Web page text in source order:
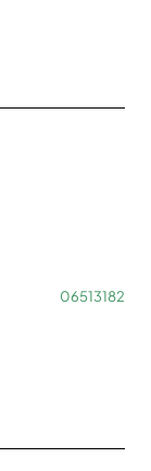
06513182